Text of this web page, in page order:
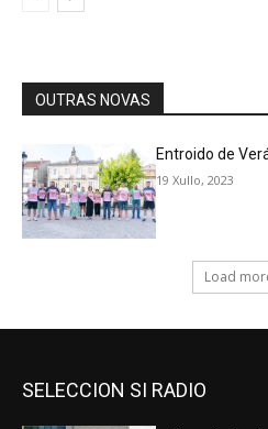
SELECCION SI RADIO